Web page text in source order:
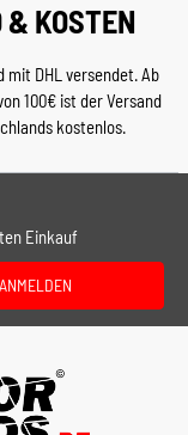
& KOSTEN
mit DHL versendet. Ab
100€ ist der Versand
kostenlos.
Einkauf